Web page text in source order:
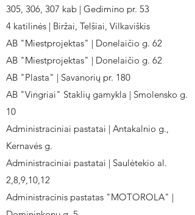
305, 306, 307 kab | Gedimino pr. 53
4 katilinės | Biržai, Telšiai, Vilkaviškis
AB "Miestprojektas" | Donelaičio g. 62
AB "Miestprojektas" | Donelaičio g. 62
AB "Plasta" | Savanorių pr. 180
AB "Vingriai" Staklių gamykla | Smolensko g.
10
Administraciniai pastatai | Antakalnio g.,
Kernavės g.
Administraciniai pastatai | Saulėtekio al.
2,8,9,10,12
Administracinis pastatas "MOTOROLA" |